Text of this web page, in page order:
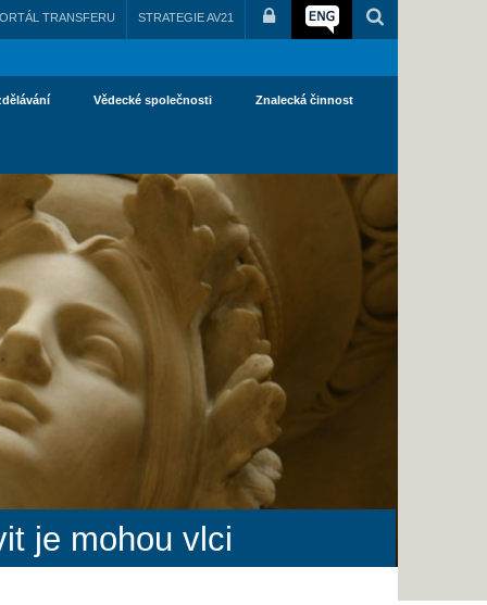
TRANSFERU STRATEGIE AV21
Vědecké společnosti Znalecká činnost
je mohou vlci